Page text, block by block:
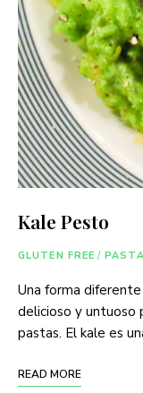
Kale Pesto
GLUTEN FREE /
Una forma
delicioso y untuoso
pastas. El kale es
READ MORE